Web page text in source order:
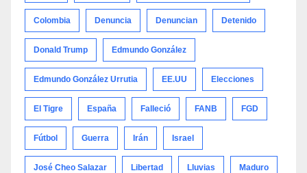
Colombia Denuncia Denuncian Detenido
Donald Trump Edmundo González
Edmundo González Urrutia EE.UU Elecciones
El Tigre España Falleció FANB FGD
Fútbol Guerra Irán Israel
José Cheo Salazar Libertad Lluvias Maduro